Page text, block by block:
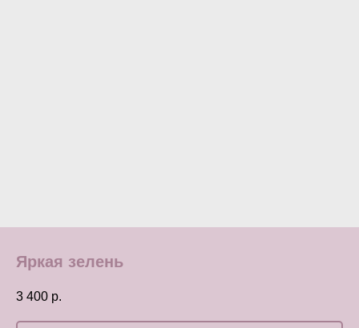
Яркая зелень
3 400 р.